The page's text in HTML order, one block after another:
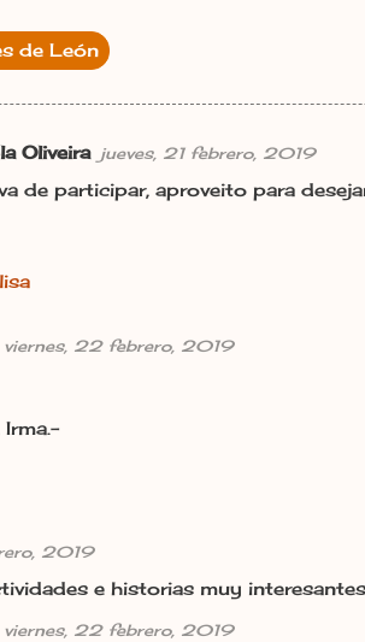
de León
Oliveira jueves, 21 febrero, 2019
de participar, aproveito para
viernes, 22 febrero, 2019
2019
e historias muy
viernes, 22 febrero, 2019